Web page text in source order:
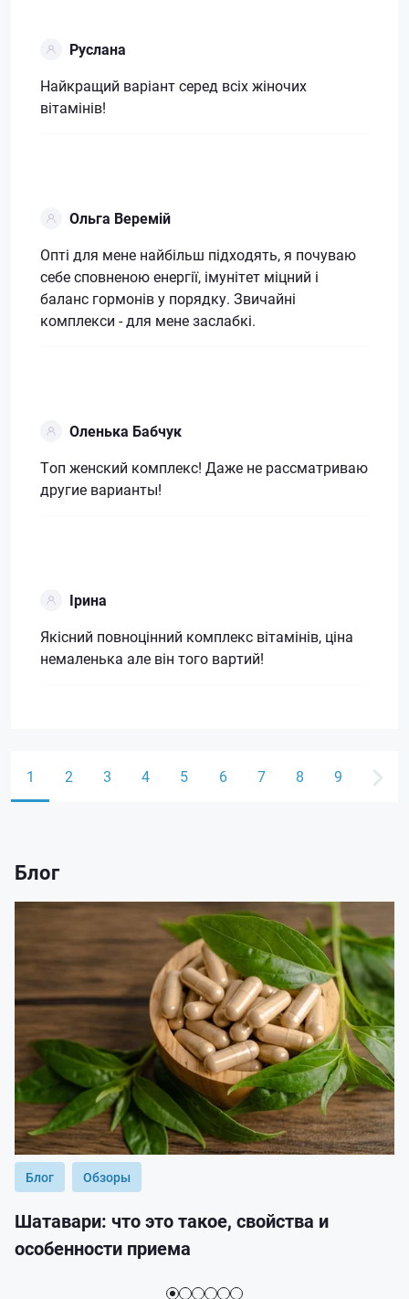
Руслана
Найкращий варіант серед всіх жіночих
вітамінів!
Ольга Веремій
Опті для мене найбільш підходять, я почуваю
себе сповненою енергії, імунітет міцний і
баланс гормонів у порядку. Звичайні
комплекси - для мене заслабкі.
Оленька Бабчук
Топ женский комплекс! Даже не рассматриваю
другие варианты!
Ірина
Якісний повноцінний комплекс вітамінів, ціна
немаленька але він того вартий!
1 2 3 4 5 6 7 8 9
Блог
Блог Обзоры
Шатавари: что это такое, свойства и
особенности приема